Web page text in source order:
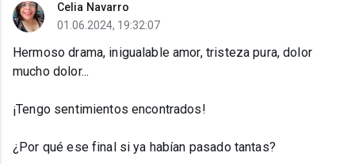
Celia Navarro
01.06.2024, 19:32:07
Hermoso drama, inigualable amor, tristeza pura, dolor
mucho dolor...
¡Tengo sentimientos encontrados!
¿Por qué ese final si ya habían pasado tantas?